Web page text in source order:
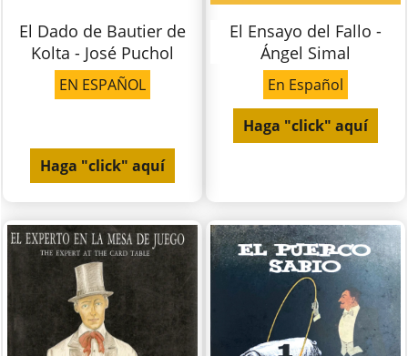
El Dado de Bautier de
Kolta - José Puchol
EN ESPAÑOL
Haga "click" aquí
El Ensayo del Fallo -
Ángel Simal
En Español
Haga "click" aquí